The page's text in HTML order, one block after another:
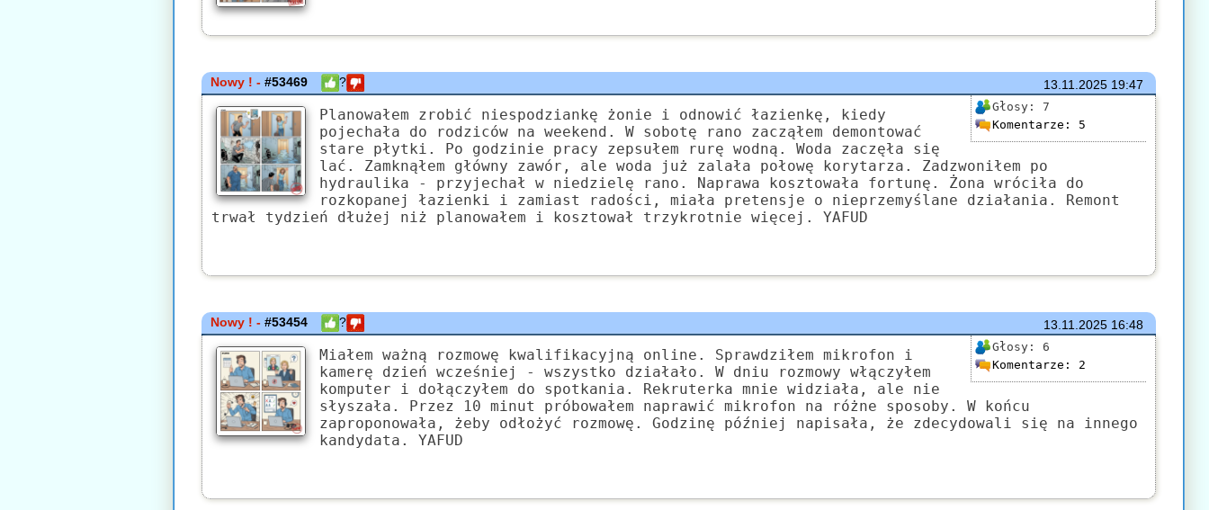
13.11.202519:47
Nowy ! -#53469 ?
Głosy: 7
Komentarze: 5
Planowałem zrobić niespodziankę żonie i odnowić łazienkę, kiedy
pojechała do rodziców na weekend. W sobotę rano zacząłem demontować
stare płytki. Po godzinie pracy zepsułem rurę wodną. Woda zaczęła się
lać. Zamknąłem główny zawór, ale woda już zalała połowę korytarza. Zadzwoniłem po
hydraulika - przyjechał w niedzielę rano. Naprawa kosztowała fortunę. Żona wróciła do
rozkopanej łazienki i zamiast radości, miała pretensje o nieprzemyślane działania. Remont
trwał tydzień dłużej niż planowałem i kosztował trzykrotnie więcej. YAFUD
13.11.202516:48
Nowy ! -#53454 ?
Głosy: 6
Komentarze: 2
Miałem ważną rozmowę kwalifikacyjną online. Sprawdziłem mikrofon i
kamerę dzień wcześniej - wszystko działało. W dniu rozmowy włączyłem
komputer i dołączyłem do spotkania. Rekruterka mnie widziała, ale nie
słyszała. Przez 10 minut próbowałem naprawić mikrofon na różne sposoby. W końcu
zaproponowała, żeby odłożyć rozmowę. Godzinę później napisała, że zdecydowali się na innego
kandydata. YAFUD